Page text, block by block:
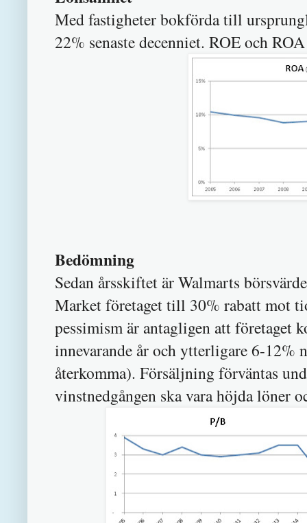
Med fastigheter bokförda till
22% senaste decenniet. ROE och
Bedömning
Sedan årsskiftet är Walmarts
Market företaget till 30% rabatt mot
pessimism är antagligen att företaget
innevarande år och ytterligare 6-12%
återkomma). Försäljning förväntas
vinstnedgången ska vara höjda löner